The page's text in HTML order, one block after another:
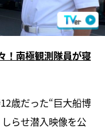
！南極観測隊員が寝
歳だった“巨大船博
らせ潜入映像を公